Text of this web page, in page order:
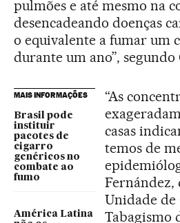
pulmões e até mesmo na
desencadeando doenças
o equivalente a fumar um
durante um ano”,
MAIS INFORMAÇÕES
Brasil pode
instituir
pacotes de
cigarro
genéricos no
combate ao
fumo
América Latina
“As
casas
temos de
Unidade
Tabagismo